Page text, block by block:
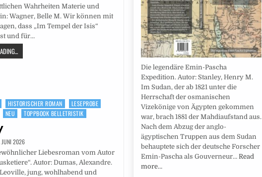
Wahrheiten Materie und
Wagner, Belle M. Wir können mit
dass „Im Tempel der Isis“
und für…
HISTORISCHER ROMAN
LESEPROBE
NEU TOPPBOOK BELLETRISTIK
JUNI 2026
Liebesroman vom Autor
Autor: Dumas, Alexandre.
jung, wohlhabend und
Die legendäre Emin-Pascha
Expedition. Autor: Stanley, Henry M.
Im Sudan, der ab 1821 unter die
Herrschaft der osmanischen
Vizekönige von Ägypten gekommen
war, brach 1881 der Mahdiaufstand aus.
Nach dem Abzug der anglo-
ägyptischen Truppen aus dem Sudan
behauptete sich der deutsche Forscher
Emin-Pascha als Gouverneur… Read
more…